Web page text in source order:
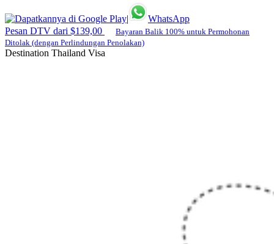
|
WhatsApp
Pesan DTV dari $139,00
Bayaran Balik 100% untuk Permohonan
Ditolak (dengan Perlindungan Penolakan)
Destination Thailand Visa